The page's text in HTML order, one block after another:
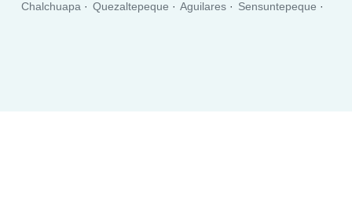
Chalchuapa
Quezaltepeque Aguilares
Sensuntepeque